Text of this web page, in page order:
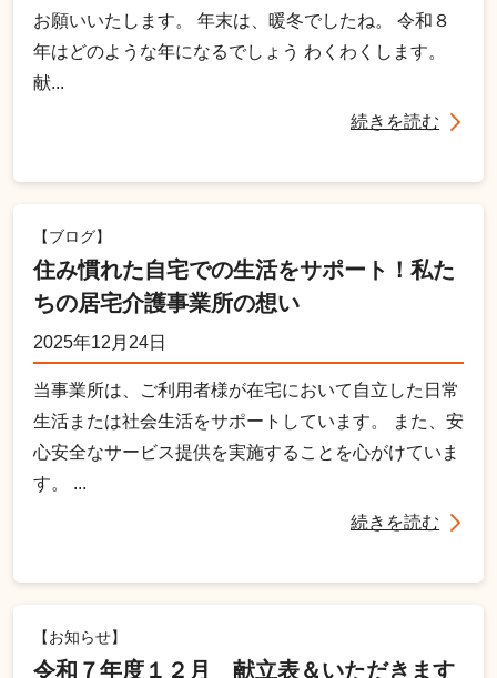
お願いいたします。 年末は、暖冬でしたね。 令和８
年はどのような年になるでしょう わくわくします。
献...
続きを読む
【ブログ】
住み慣れた自宅での生活をサポート！私た
ちの居宅介護事業所の想い
2025年12月24日
当事業所は、ご利用者様が在宅において自立した日常
生活または社会生活をサポートしています。 また、安
心安全なサービス提供を実施することを心がけていま
す。 ...
続きを読む
【お知らせ】
令和７年度１２月 献立表＆いただきます